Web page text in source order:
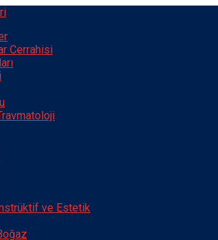
Cerrahisi
ve Estetik